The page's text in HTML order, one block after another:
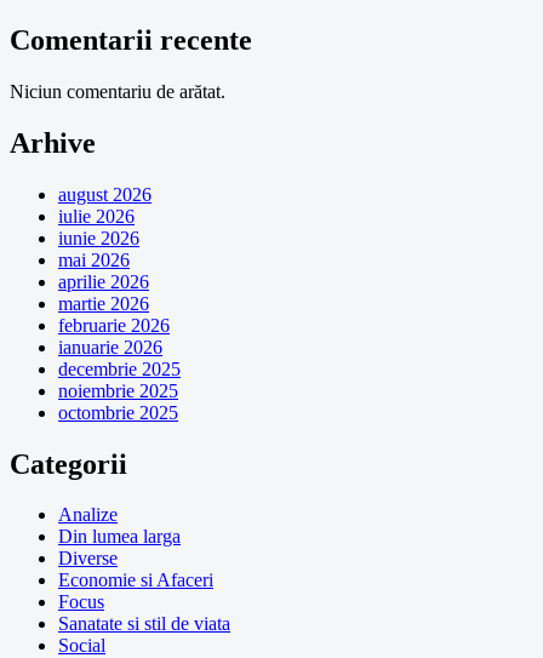
Comentarii recente
Niciun comentariu de arătat.
Arhive
august 2026
iulie 2026
iunie 2026
mai 2026
aprilie 2026
martie 2026
februarie 2026
ianuarie 2026
decembrie 2025
noiembrie 2025
octombrie 2025
Categorii
Analize
Din lumea larga
Diverse
Economie si Afaceri
Focus
Sanatate si stil de viata
Social